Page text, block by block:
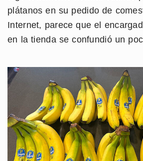
plátanos en su pedido de
Internet, parece que el
en la tienda se confundió un